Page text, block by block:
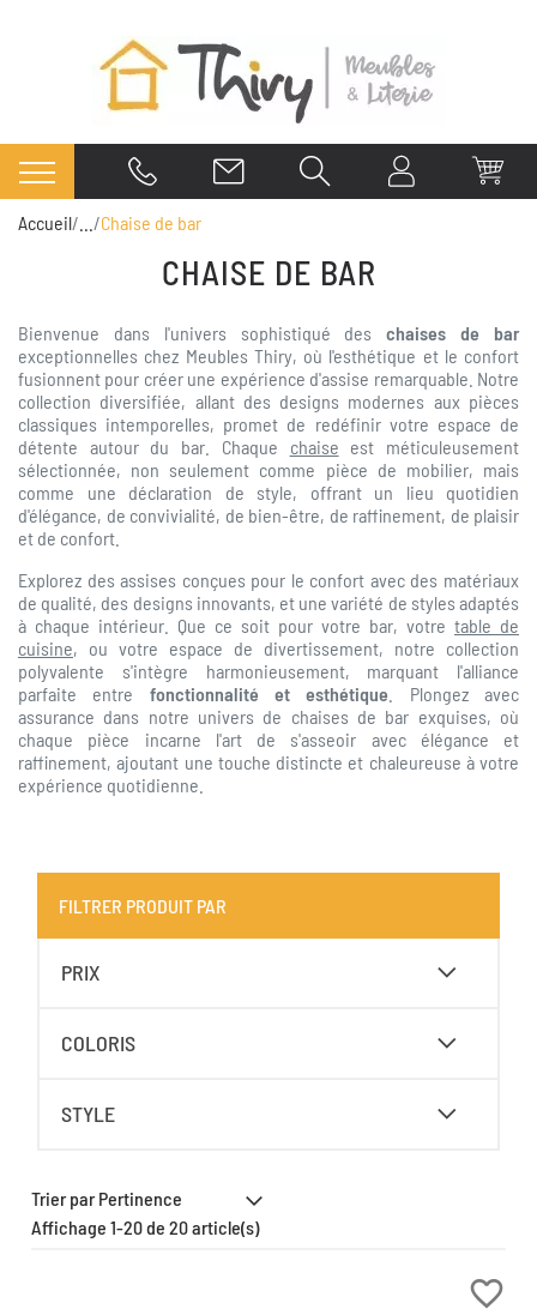
Accueil Chaise de bar
CHAISE DE BAR
Bienvenue dans l'univers sophistiqué deschaises de bar
exceptionnelles chez Meubles Thiry, où l'esthétique et le confort
fusionnent pour créer une expérience d'assise remarquable. Notre
collection diversifiée, allant des designs modernes aux pièces
classiques intemporelles, promet de redéfinir votre espace de
détente autour du bar. Chaque chaise est méticuleusement
sélectionnée, non seulement comme pièce de mobilier, mais
comme une déclaration de style, offrant un lieu quotidien
d'élégance, de convivialité, de bien-être, de raffinement, de plaisir
et de confort.
Explorez des assises conçues pour le confort avec des matériaux
de qualité, des designs innovants, et une variété de styles adaptés
à chaque intérieur. Que ce soit pour votre bar, votre table de
cuisine, ou votre espace de divertissement, notre collection
polyvalente s'intègre harmonieusement, marquant l'alliance
parfaite entre fonctionnalité et esthétique . Plongez avec
assurance dans notre univers de chaises de bar exquises, où
chaque pièce incarne l'art de s'asseoir avec élégance et
raffinement, ajoutant une touche distincte et chaleureuse à votre
expérience quotidienne.
FILTRER PRODUIT PAR
PRIX
COLORIS
STYLE
Affichage 1-20 de 20 article(s)
favorite_border